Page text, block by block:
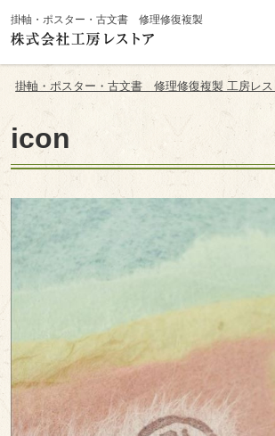
掛軸・ポスター・古文書 修理修復複製
掛軸・ポスター・古文書 修理修復複製 工房レス
icon
Site
Footer